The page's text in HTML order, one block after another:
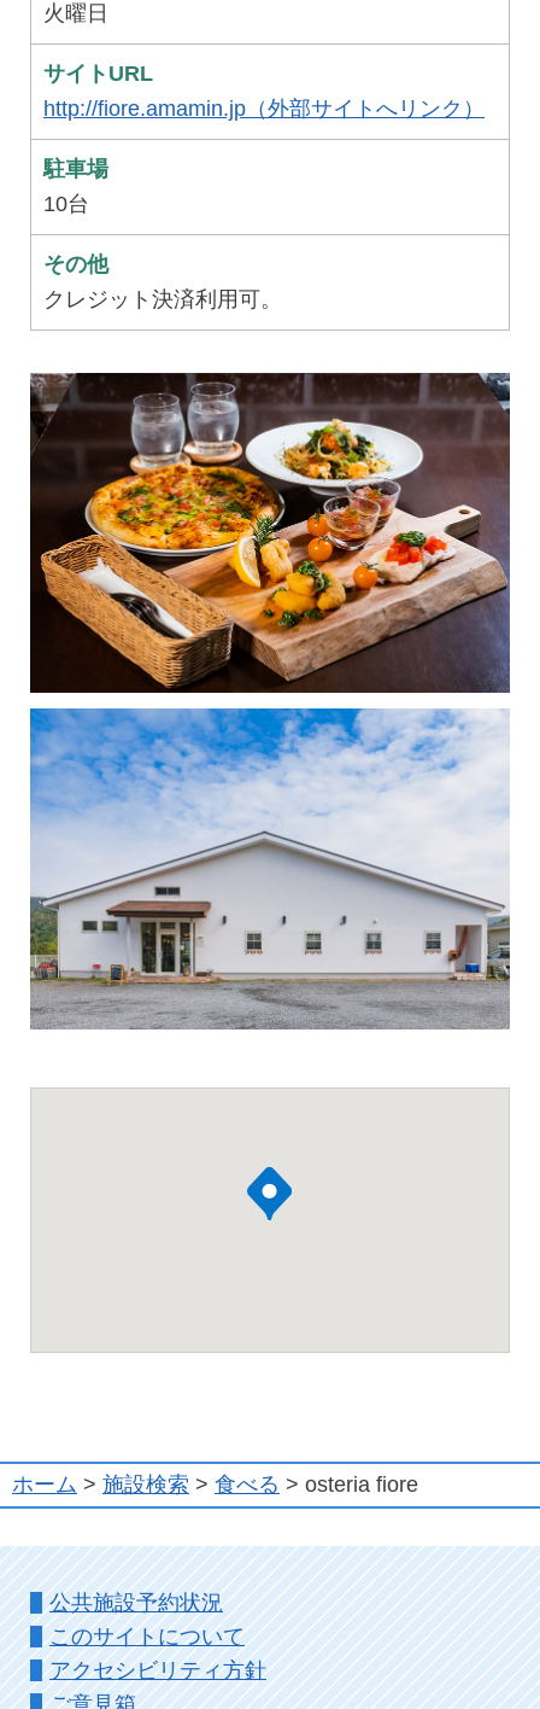
火曜日
サイトURL
http://fiore.amamin.jp（外部サイトへリンク）
駐車場
10台
その他
クレジット決済利用可。
ホーム > 施設検索 > 食べる > osteria fiore
公共施設予約状況
このサイトについて
アクセシビリティ方針
ご意見箱